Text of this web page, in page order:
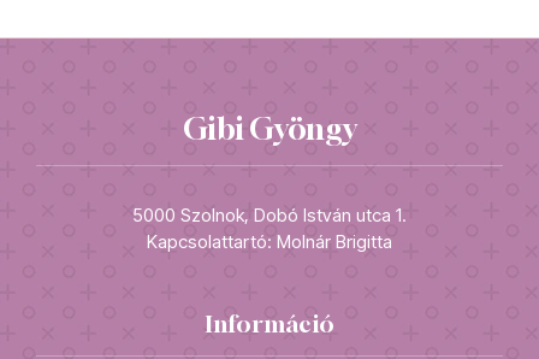
Gibi Gyöngy
5000 Szolnok, Dobó István utca 1.
Kapcsolattartó: Molnár Brigitta
Információ